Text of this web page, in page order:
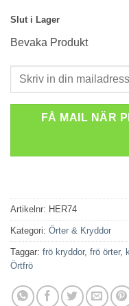
Slut i Lager
Bevaka Produkt
FÅ MAIL NÄR
Artikelnr: HER74
Kategori: Örter & Kryddor
Taggar: frö kryddor, frö örter,
Örtfrö